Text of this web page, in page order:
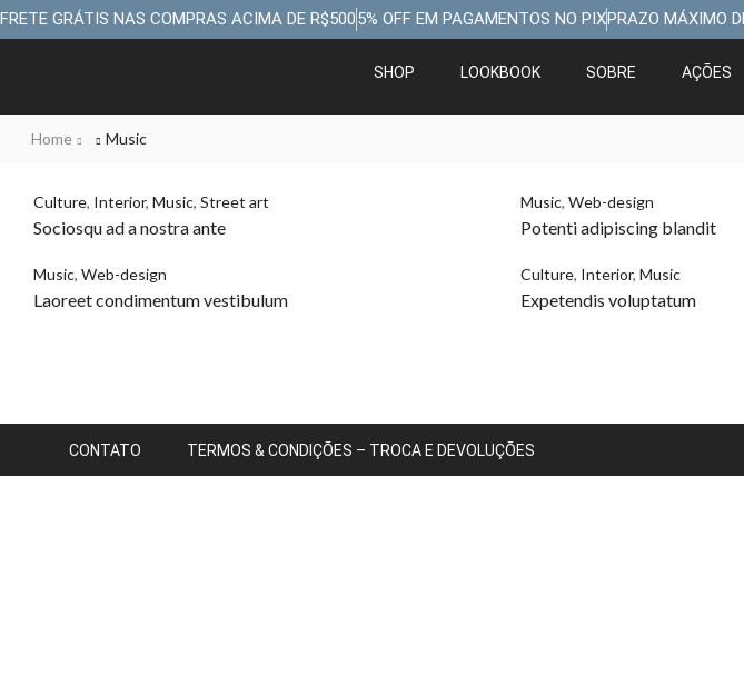
FRETE GRÁTIS NAS COMPRAS ACIMA DE R$5005% OFF EM PAGAMENTOS NO PIXPRAZO MÁXIMO
SHOP LOOKBOOK SOBRE AÇÕES
Home Music
Culture, Interior, Music, Street art
Sociosqu ad a nostra ante
Music, Web-design
Potenti adipiscing blandit
Music, Web-design
Laoreet condimentum vestibulum
Culture, Interior, Music
Expetendis voluptatum
CONTATO TERMOS & CONDIÇÕES – TROCA E DEVOLUÇÕES